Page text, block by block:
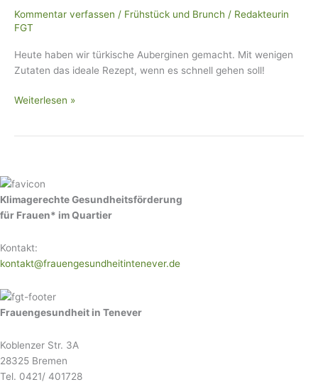
Kommentar verfassen / Frühstück und Brunch / Redakteurin
FGT
Heute haben wir türkische Auberginen gemacht. Mit wenigen
Zutaten das ideale Rezept, wenn es schnell gehen soll!
Weiterlesen »
Klimagerechte Gesundheitsförderung
für Frauen* im Quartier
Kontakt:
kontakt@frauengesundheitintenever.de
Frauengesundheit in Tenever
Koblenzer Str. 3A
28325 Bremen
Tel. 0421/ 401728